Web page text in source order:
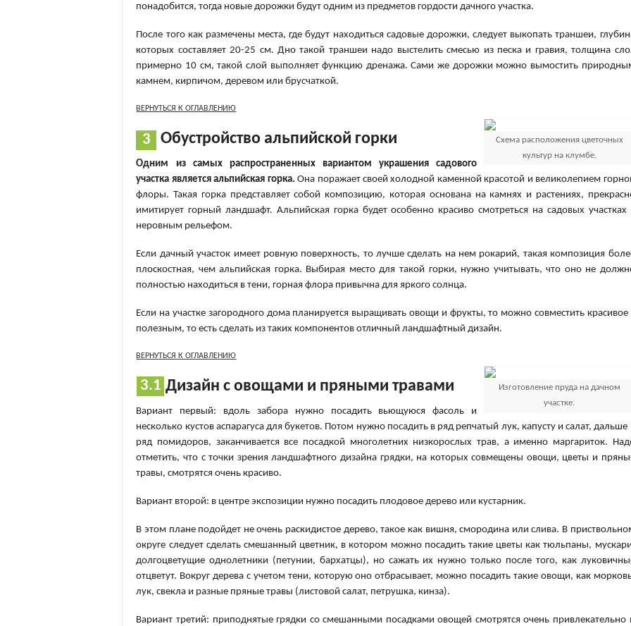
понадобится, тогда новые дорожки будут одним из предметов гордости дачного участка.
После того как размечены места, где будут находиться садовые дорожки, следует выкопать траншеи,
которых составляет 20-25 см. Дно такой траншеи надо выстелить смесью из песка и гравия, толщина
примерно 10 см, такой слой выполняет функцию дренажа. Сами же дорожки можно вымостить
камнем, кирпичом, деревом или брусчаткой.
ВЕРНУТЬСЯ К ОГЛАВЛЕНИЮ
Обустройство альпийской горки
Схема расположения цветочных
культур на клумбе.
Одним из самых распространенных вариантом украшения садового
участка является альпийская горка.Она поражает своей холодной каменной красотой и великолепием
флоры. Такая горка представляет собой композицию, которая основана на камнях и растениях,
имитирует горный ландшафт. Альпийская горка будет особенно красиво смотреться на садовых участках
неровным рельефом.
Если дачный участок имеет ровную поверхность, то лучше сделать на нем рокарий, такая композиция
плоскостная, чем альпийская горка. Выбирая место для такой горки, нужно учитывать, что оно не
полностью находиться в тени, горная флора привычна для яркого солнца.
Если на участке загородного дома планируется выращивать овощи и фрукты, то можно совместить красивое
полезным, то есть сделать из таких компонентов отличный ландшафтный дизайн.
ВЕРНУТЬСЯ К ОГЛАВЛЕНИЮ
Дизайн с овощами и пряными травами
Изготовление пруда на дачном
участке.
Вариант первый: вдоль забора нужно посадить вьющуюся фасоль и
несколько кустов аспарагуса для букетов. Потом нужно посадить в ряд репчатый лук, капусту и салат, дальше
ряд помидоров, заканчивается все посадкой многолетних низкорослых трав, а именно маргариток.
отметить, что с точки зрения ландшафтного дизайна грядки, на которых совмещены овощи, цветы и
травы, смотрятся очень красиво.
Вариант второй: в центре экспозиции нужно посадить плодовое дерево или кустарник.
В этом плане подойдет не очень раскидистое дерево, такое как вишня, смородина или слива. В
округе следует сделать смешанный цветник, в котором можно посадить такие цветы как тюльпаны,
долгоцветущие однолетники (петунии, бархатцы), но сажать их нужно только после того, как
отцветут. Вокруг дерева с учетом тени, которую оно отбрасывает, можно посадить такие овощи, как
лук, свекла и разные пряные травы (листовой салат, петрушка, кинза).
Вариант третий: приподнятые грядки со смешанными посадками овощей смотрятся очень привлекательно